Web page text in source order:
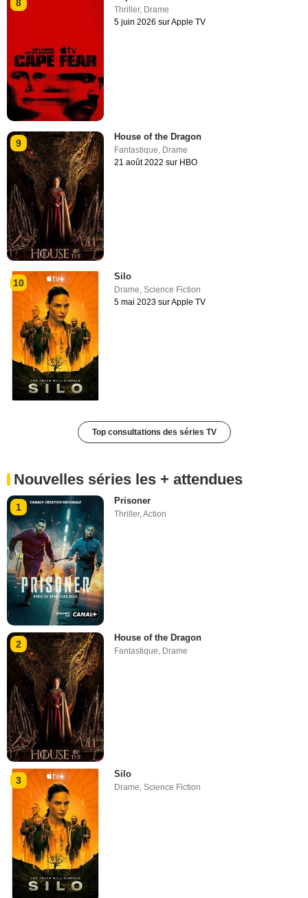
8
Thriller, Drame
5 juin 2026 sur Apple TV
9
House of the Dragon
Fantastique Drame
21 août 2022 sur HBO
10
Silo
Drame,Science Fiction
5 mai 2023 sur Apple TV
Top consultations des séries TV
Nouvelles séries les + attendues
1
Prisoner
Thriller,Action
2
House of the Dragon
Fantastique Drame
3
Silo
Drame,Science Fiction